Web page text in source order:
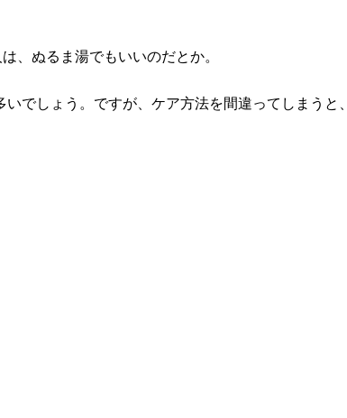
、ぬるま湯でもいいのだとか。
でしょう。ですが、ケア方法を間違ってしまうと